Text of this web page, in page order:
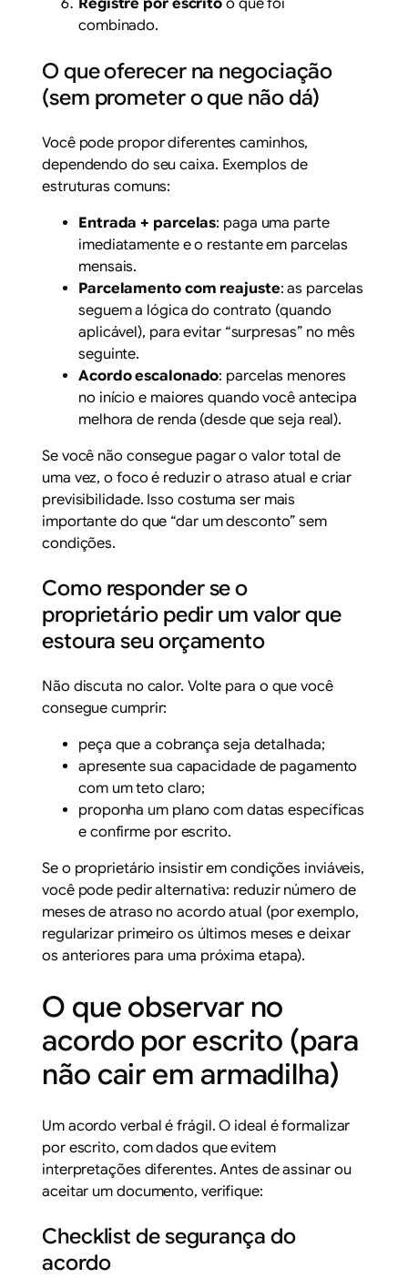
Registre por escrito o que foi
combinado.
O que oferecer na negociação
(sem prometer o que não dá)
Você pode propor diferentes caminhos,
dependendo do seu caixa. Exemplos de
estruturas comuns:
Entrada + parcelas: paga uma parte
imediatamente e o restante em parcelas
mensais.
Parcelamento com reajuste: as parcelas
seguem a lógica do contrato (quando
aplicável), para evitar “surpresas” no mês
seguinte.
Acordo escalonado: parcelas menores
no início e maiores quando você antecipa
melhora de renda (desde que seja real).
Se você não consegue pagar o valor total de
uma vez, o foco é reduzir o atraso atual e criar
previsibilidade. Isso costuma ser mais
importante do que “dar um desconto” sem
condições.
Como responder se o
proprietário pedir um valor que
estoura seu orçamento
Não discuta no calor. Volte para o que você
consegue cumprir:
peça que a cobrança seja detalhada;
apresente sua capacidade de pagamento
com um teto claro;
proponha um plano com datas específicas
e confirme por escrito.
Se o proprietário insistir em condições inviáveis,
você pode pedir alternativa: reduzir número de
meses de atraso no acordo atual (por exemplo,
regularizar primeiro os últimos meses e deixar
os anteriores para uma próxima etapa).
O que observar no
acordo por escrito (para
não cair em armadilha)
Um acordo verbal é frágil. O ideal é formalizar
por escrito, com dados que evitem
interpretações diferentes. Antes de assinar ou
aceitar um documento, verifique:
Checklist de segurança do
acordo